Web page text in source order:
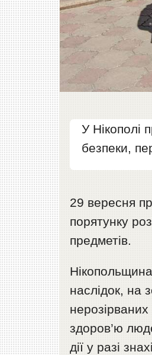
У Нікополі
безпеки,
29 вересня
порятунку
предметів.
наслідок, на
здоров’ю
дії у разі